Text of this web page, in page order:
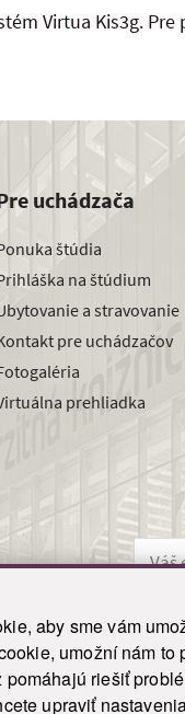
aby sme vám
umožní nám
riešiť
upraviť
Virtua Kis3g.
uchádzača
štúdia
na štúdium
a stravovanie
pre uchádzačov
prehliadka
© 2021-2026 ku.sk.
This site is